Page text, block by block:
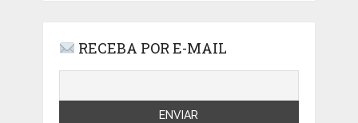
RECEBA POR E-MAIL